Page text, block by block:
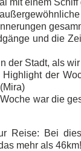
und die
der Stadt, als
Highlight der
war die
Reise: Bei
mehr als 46km!